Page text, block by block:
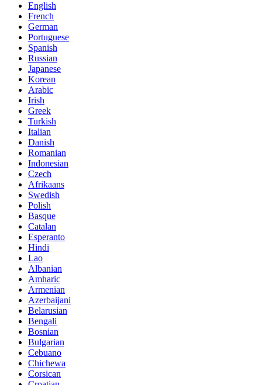
English
French
German
Portuguese
Spanish
Russian
Japanese
Korean
Arabic
Irish
Greek
Turkish
Italian
Danish
Romanian
Indonesian
Czech
Afrikaans
Swedish
Polish
Basque
Catalan
Esperanto
Hindi
Lao
Albanian
Amharic
Armenian
Azerbaijani
Belarusian
Bengali
Bosnian
Bulgarian
Cebuano
Chichewa
Corsican